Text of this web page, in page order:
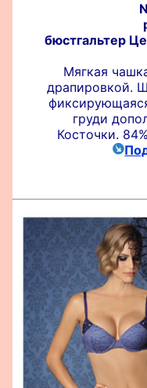
бюстгальтер
Мягкая
драпировкой.
груди
Косточки.